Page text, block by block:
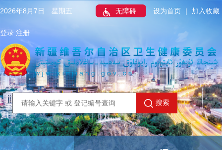
2026年8月7日 星期五 无障碍 设为首页 | 加入收藏
登录 注册
搜索